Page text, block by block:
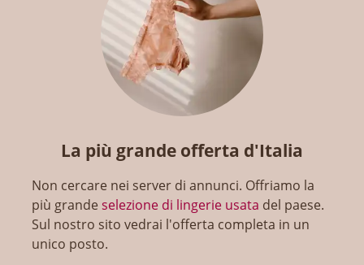
La più grande offerta d'Italia
Non cercare nei server di annunci. Offriamo la
più grandeselezione di lingerie usata del paese.
Sul nostro sito vedrai l'offerta completa in un
unico posto.